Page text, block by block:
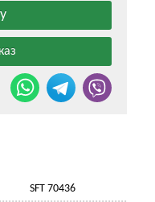
SFT 70436